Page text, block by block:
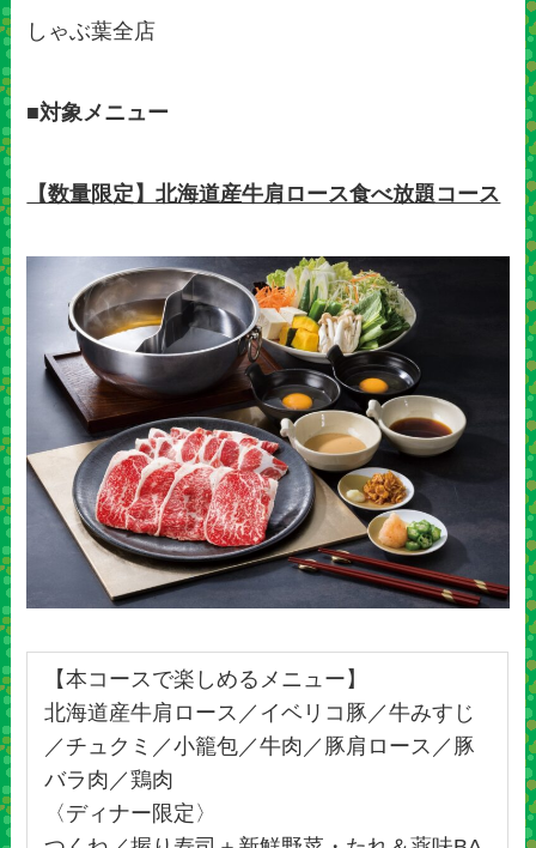
しゃぶ葉全店
■対象メニュー
【数量限定】北海道産牛肩ロース食べ放題コース
【本コースで楽しめるメニュー】
北海道産牛肩ロース／イベリコ豚／牛みすじ
／チュクミ／小籠包／牛肉／豚肩ロース／豚
バラ肉／鶏肉
〈ディナー限定〉